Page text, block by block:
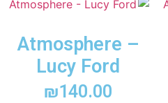
Atmosphere –
Lucy Ford
₪140.00